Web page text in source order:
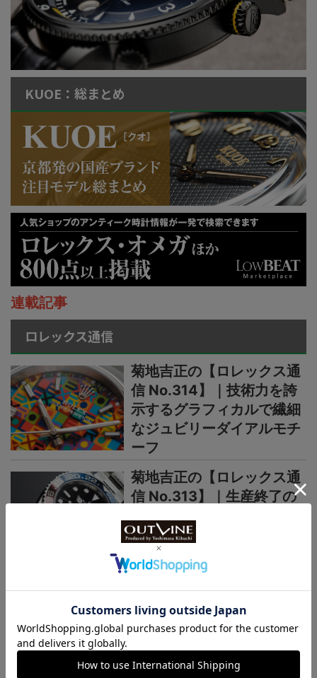
KUOE：総まとめ
連載記事
ロレックス通信
菊地吉正の【ロレックス通
信 No.314】｜技術力を誇
示するグラフィカルで繊細
なジュビリーダイアルモチ
ーフ
菊地吉正の【ロレックス通
信 No.313】｜生産終了の
価格はいまおいくら？
信 No.312】｜えっ、あの
超人気モデルが生産終了な
の！ 2026年新作以上に
今後の動向が気になる